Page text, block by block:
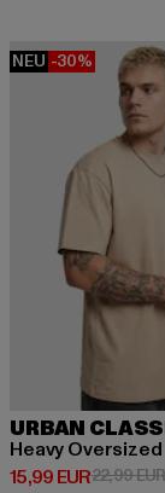
NEU -30%
URBAN
Heavy Oversized
15,99 EUR
Derzeitiger Preis:
22,99 EUR